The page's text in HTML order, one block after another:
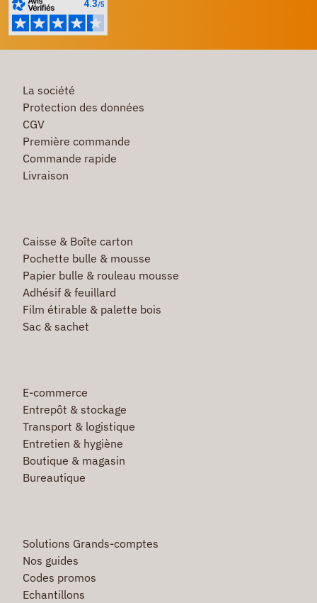
La société
Protection des données
CGV
Première commande
Commande rapide
Livraison
Caisse & Boîte carton
Pochette bulle & mousse
Papier bulle & rouleau mousse
Adhésif & feuillard
Film étirable & palette bois
Sac & sachet
E-commerce
Entrepôt & stockage
Transport & logistique
Entretien & hygiène
Boutique & magasin
Bureautique
Solutions Grands-comptes
Nos guides
Codes promos
Echantillons